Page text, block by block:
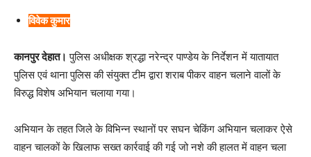
विवेक कुमार
कानपुर देहात। पुलिस अधीक्षक श्रद्धा नरेन्द्र पाण्डेय के निर्देशन में यातायात
पुलिस एवं थाना पुलिस की संयुक्त टीम द्वारा शराब पीकर वाहन चलाने वालों के
विरुद्ध विशेष अभियान चलाया गया।
अभियान के तहत जिले के विभिन्न स्थानों पर सघन चेकिंग अभियान चलाकर ऐसे
वाहन चालकों के खिलाफ सख्त कार्रवाई की गई जो नशे की हालत में वाहन चला